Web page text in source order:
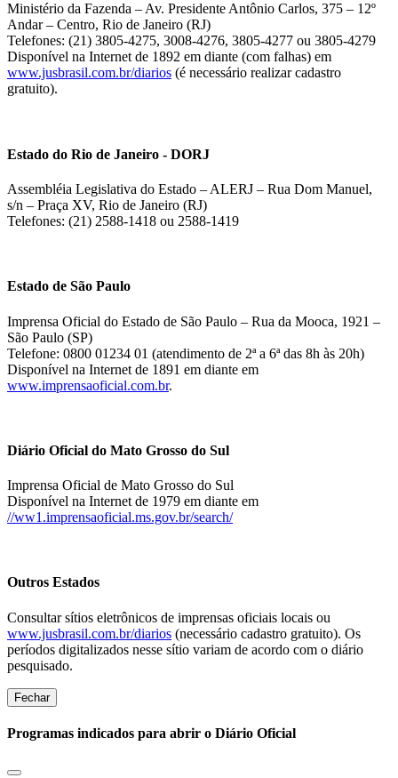
Ministério da Fazenda – Av. Presidente Antônio Carlos, 375 – 12º
Andar – Centro, Rio de Janeiro (RJ)
Telefones: (21) 3805-4275, 3008-4276, 3805-4277 ou 3805-4279
Disponível na Internet de 1892 em diante (com falhas) em
www.jusbrasil.com.br/diarios (é necessário realizar cadastro
gratuito).
Estado do Rio de Janeiro - DORJ
Assembléia Legislativa do Estado – ALERJ – Rua Dom Manuel,
s/n – Praça XV, Rio de Janeiro (RJ)
Telefones: (21) 2588-1418 ou 2588-1419
Estado de São Paulo
Imprensa Oficial do Estado de São Paulo – Rua da Mooca, 1921 –
São Paulo (SP)
Telefone: 0800 01234 01 (atendimento de 2ª a 6ª das 8h às 20h)
Disponível na Internet de 1891 em diante em
www.imprensaoficial.com.br.
Diário Oficial do Mato Grosso do Sul
Imprensa Oficial de Mato Grosso do Sul
Disponível na Internet de 1979 em diante em
//ww1.imprensaoficial.ms.gov.br/search/
Outros Estados
Consultar sítios eletrônicos de imprensas oficiais locais ou
www.jusbrasil.com.br/diarios (necessário cadastro gratuito). Os
períodos digitalizados nesse sítio variam de acordo com o diário
pesquisado.
Fechar
Programas indicados para abrir o Diário Oficial